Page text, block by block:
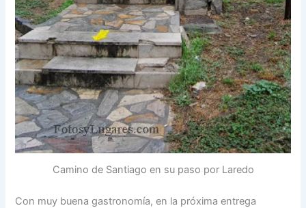
Camino de Santiago en su paso por Laredo
Con muy buena gastronomía, en la próxima entrega